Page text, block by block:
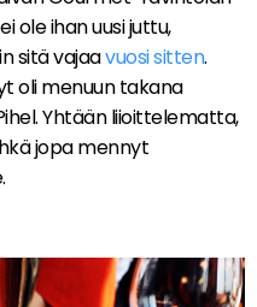
ole ihan uusi juttu,
sitä vajaavuosi sitten.
oli menuun takana
Yhtään liioittelematta,
jopa mennyt